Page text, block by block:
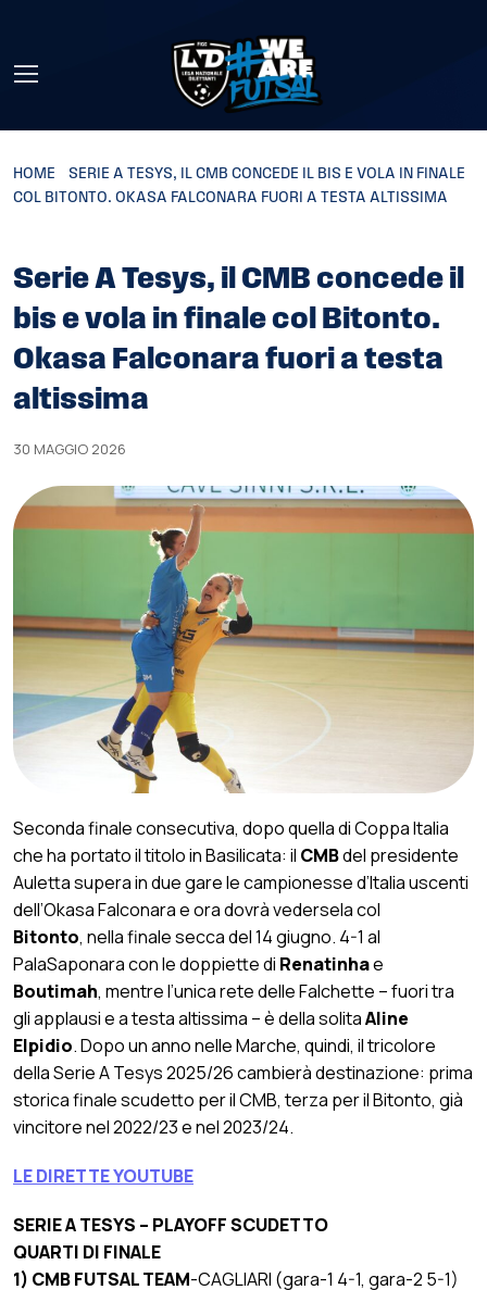
HOME
SERIE A TESYS, IL CMB CONCEDE IL BIS E VOLA IN FINALE
COL BITONTO. OKASA FALCONARA FUORI A TESTA ALTISSIMA
Serie A Tesys, il CMB concede il
bis e vola in finale col Bitonto.
Okasa Falconara fuori a testa
altissima
30 MAGGIO 2026
Seconda finale consecutiva, dopo quella di Coppa Italia
che ha portato il titolo in Basilicata: il CMBdel presidente
Auletta supera in due gare le campionesse d’Italia uscenti
dell’Okasa Falconara e ora dovrà vedersela col
Bitonto, nella finale secca del 14 giugno. 4-1 al
PalaSaponara con le doppiette di Renatinhae
Boutimah, mentre l’unica rete delle Falchette – fuori tra
gli applausi e a testa altissima – è della solitaAline
Elpidio. Dopo un anno nelle Marche, quindi, il tricolore
della Serie A Tesys 2025/26 cambierà destinazione: prima
storica finale scudetto per il CMB, terza per il Bitonto, già
vincitore nel 2022/23 e nel 2023/24.
LE DIRETTE YOUTUBE
SERIE A TESYS – PLAYOFF SCUDETTO
QUARTI DI FINALE
1) CMB FUTSAL TEAM-CAGLIARI (gara-1 4-1, gara-2 5-1)